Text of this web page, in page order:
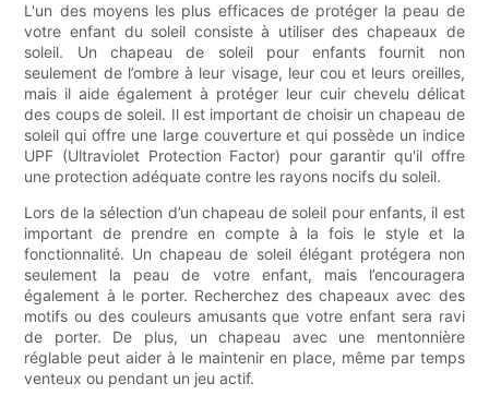
L'un des moyens les plus efficaces de protéger la peau de
votre enfant du soleil consiste à utiliser des chapeaux de
soleil. Un chapeau de soleil pour enfants fournit non
seulement de l’ombre à leur visage, leur cou et leurs oreilles,
mais il aide également à protéger leur cuir chevelu délicat
des coups de soleil. Il est important de choisir un chapeau de
soleil qui offre une large couverture et qui possède un indice
UPF (Ultraviolet Protection Factor) pour garantir qu'il offre
une protection adéquate contre les rayons nocifs du soleil.
Lors de la sélection d’un chapeau de soleil pour enfants, il est
important de prendre en compte à la fois le style et la
fonctionnalité. Un chapeau de soleil élégant protégera non
seulement la peau de votre enfant, mais l’encouragera
également à le porter. Recherchez des chapeaux avec des
motifs ou des couleurs amusants que votre enfant sera ravi
de porter. De plus, un chapeau avec une mentonnière
réglable peut aider à le maintenir en place, même par temps
venteux ou pendant un jeu actif.